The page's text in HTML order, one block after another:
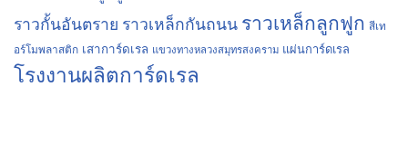
ราวกั้นอันตราย ราวเหล็กกันถนน ราวเหล็กลูกฟูก สีเท
อร์โมพลาสติก เสาการ์ดเรล แขวงทางหลวงสมุทรสงคราม แผ่นการ์ดเรล
โรงงานผลิตการ์ดเรล